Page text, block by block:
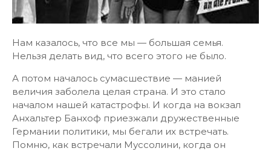
Нам казалось, что все мы — большая семья.
Нельзя делать вид, что всего этого не было.
А потом началось сумасшествие — манией
величия заболела целая страна. И это стало
началом нашей катастрофы. И когда на вокзал
Анхальтер Банхоф приезжали дружественные
Германии политики, мы бегали их встречать.
Помню, как встречали Муссолини, когда он